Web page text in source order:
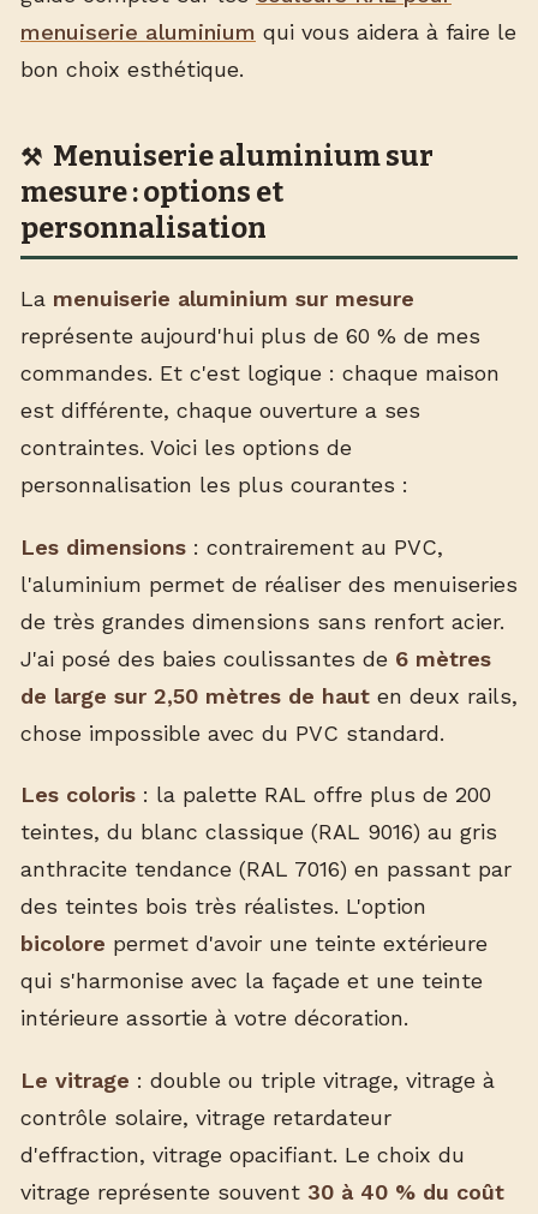
menuiserie aluminium qui vous aidera à faire le
bon choix esthétique.
Menuiserie aluminium sur
mesure : options et
personnalisation
La menuiserie aluminium sur mesure
représente aujourd'hui plus de 60 % de mes
commandes. Et c'est logique : chaque maison
est différente, chaque ouverture a ses
contraintes. Voici les options de
personnalisation les plus courantes :
Les dimensions : contrairement au PVC,
l'aluminium permet de réaliser des menuiseries
de très grandes dimensions sans renfort acier.
J'ai posé des baies coulissantes de 6 mètres
de large sur 2,50 mètres de haut en deux rails,
chose impossible avec du PVC standard.
Les coloris : la palette RAL offre plus de 200
teintes, du blanc classique (RAL 9016) au gris
anthracite tendance (RAL 7016) en passant par
des teintes bois très réalistes. L'option
bicolore permet d'avoir une teinte extérieure
qui s'harmonise avec la façade et une teinte
intérieure assortie à votre décoration.
Le vitrage : double ou triple vitrage, vitrage à
contrôle solaire, vitrage retardateur
d'effraction, vitrage opacifiant. Le choix du
vitrage représente souvent 30 à 40 % du coût